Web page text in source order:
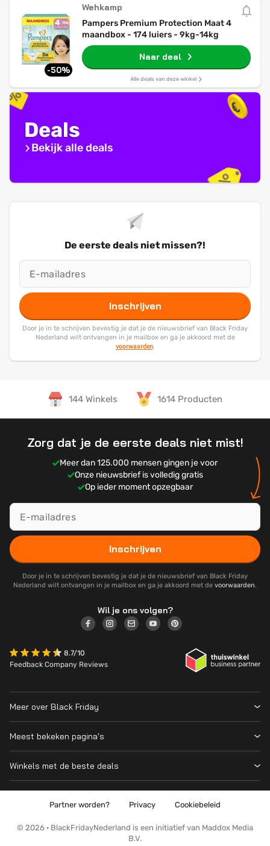
-50%
Wehkamp
Pampers Premium Protection Maat 4
maandbox - 174 luiers - 9kg-14kg
Naar deal
Alle deals van deze winkel
Deals
Bekijk alle deals
De eerste deals niet missen?!
Inschrijven
Door je in te schrijven bevestig je dat je de nieuwsbrief van Black Friday
Nederland wilt ontvangen in je mailbox en ga je akkoord met de
voorwaarden.
144 Winkels 1614 Producten
Zorg dat je de eerste deals niet mist!
Meer dan 125.000 mensen gingen je voor
Onze nieuwsbrief is volledig gratis
Op ieder moment opzegbaar
Inschrijven
Door je in te schrijven bevestig je dat je de nieuwsbrief van Black Friday
Nederland wilt ontvangen in je mailbox en ga je akkoord met de voorwaarden.
Wil je ons volgen?
8.7/10
Feedback Company Reviews
Meer over Black Friday
Wanneer is Black Friday?
Cyber Monday 2026
Over ons
Kennis en advies
Meest bekeken pagina's
Prijsvergelijker
PS5
Winkels met de beste deals
© 2026 · BlackFridayNederland is een initiatief van Maddox Media
B.V.
Partner worden? Privacy Cookiebeleid